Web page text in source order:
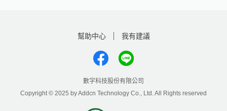
幫助中心 我有建議
數字科技股份有限公司
Copyright © 2025 by Addcn Technology Co., Ltd. All Rights reserved